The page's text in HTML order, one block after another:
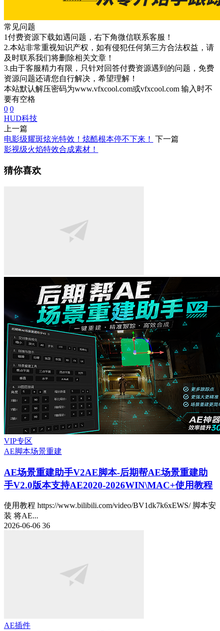
常见问题
1付费资源下载如遇问题，右下角微信联系客服！
2.本站非常重视知识产权，如有侵犯任何第三方合法权益，请
及时联系我们将删除相关文章！
3.由于客服精力有限，只针对回答付费资源遇到的问题，免费
资源问题还请您自行解决，希望理解！
本站默认解压密码为www.vfxcool.com或vfxcool.com 输入时不
要有空格
0 0
HUD科技
上一篇
电影级耀斑炫光特效！炫酷根本停不下来！
下一篇
影视级火焰特效合成素材！
猜你喜欢
VIP专区
AE脚本场景重建
AE场景重建助手V2AE脚本-后期帮AE场景重建助
手V2.0版本支持AE2020-2026WIN\MAC+使用教程
使用教程 https://www.bilibili.com/video/BV1dk7k6xEWS/ 脚本安
装 将AE...
2026-06-06 36
AE插件